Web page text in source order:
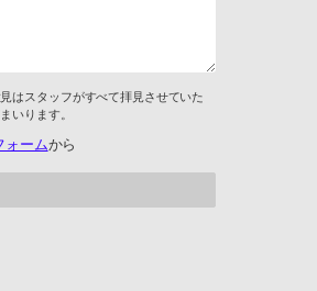
はスタッフがすべて拝見させていた
いります。
ォームから